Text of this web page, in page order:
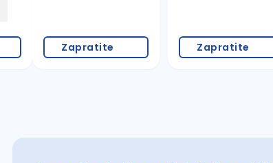
Zapratite Zapratite